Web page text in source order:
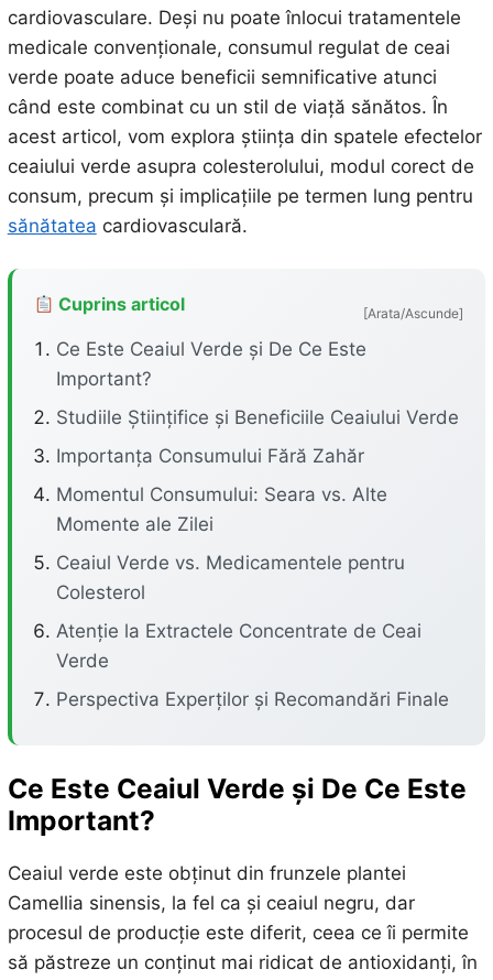
cardiovasculare. Deși nu poate înlocui tratamentele
medicale convenționale, consumul regulat de ceai
verde poate aduce beneficii semnificative atunci
când este combinat cu un stil de viață sănătos. În
acest articol, vom explora știința din spatele efectelor
ceaiului verde asupra colesterolului, modul corect de
consum, precum și implicațiile pe termen lung pentru
sănătatea cardiovasculară.
Cuprins articol [Arata/Ascunde]
Ce Este Ceaiul Verde și De Ce Este
Important?
Studiile Științifice și Beneficiile Ceaiului Verde
Importanța Consumului Fără Zahăr
Momentul Consumului: Seara vs. Alte
Momente ale Zilei
Ceaiul Verde vs. Medicamentele pentru
Colesterol
Atenție la Extractele Concentrate de Ceai
Verde
Perspectiva Experților și Recomandări Finale
Ce Este Ceaiul Verde și De Ce Este
Important?
Ceaiul verde este obținut din frunzele plantei
Camellia sinensis, la fel ca și ceaiul negru, dar
procesul de producție este diferit, ceea ce îi permite
să păstreze un conținut mai ridicat de antioxidanți, în